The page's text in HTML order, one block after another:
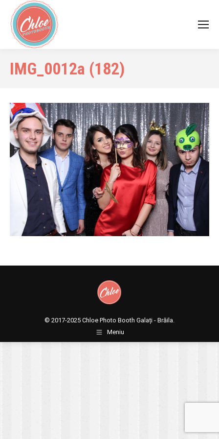
IMG_0012a (182)
© 2017-2025 Chloe Photo Booth Galați - Brăila.
Meniu